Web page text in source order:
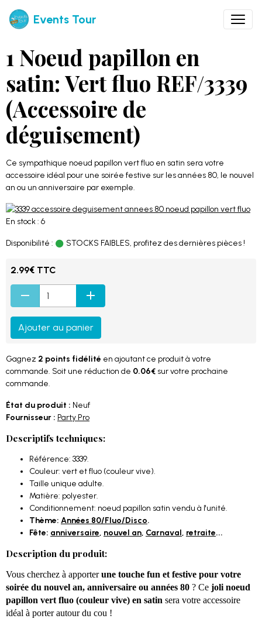
Events Tour
1 Noeud papillon en
satin: Vert fluo REF/3339
(Accessoire de
déguisement)
Ce sympathique noeud papillon vert fluo en satin sera votre
accessoire idéal pour une soirée festive sur les années 80, le nouvel
an ou un anniversaire par exemple.
En stock : 6
Disponibilité : STOCKS FAIBLES, profitez des dernières pièces !
2.99€ TTC
Ajouter au panier
Gagnez 2 points fidélité en ajoutant ce produit à votre
commande. Soit une réduction de 0.06€ sur votre prochaine
commande.
État du produit : Neuf
Fournisseur : Party Pro
Descriptifs techniques:
Référence: 3339.
Couleur: vert et fluo (couleur vive).
Taille unique adulte.
Matière: polyester.
Conditionnement: noeud papillon satin vendu à l'unité.
Thème: Années 80/Fluo/Disco.
Fête: anniversaire, nouvel an, Carnaval, retraite...
Description du produit:
Vous cherchez à apporterune touche fun et festive pour votre
soirée du nouvel an, anniversaire ou années 80 ? Ce joli noeud
papillon vert fluo (couleur vive) en satin sera votre accessoire
idéal à porter autour du cou !